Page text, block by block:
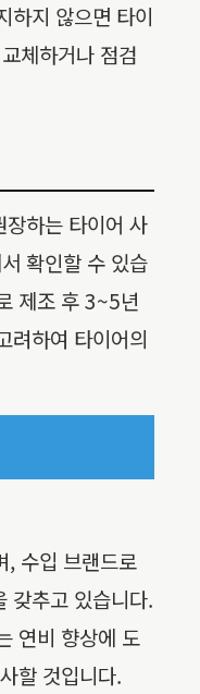
하지 않으면 타이
체하거나 점검
하는 타이어 사
확인할 수 있습
제조 후 3~5년
려하여 타이어의
, 수입 브랜드로
갖추고 있습니다.
연비 향상에 도
할 것입니다.